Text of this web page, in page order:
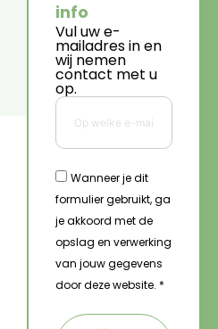
info
Vul uw e-
mailadres in en
wij nemen
contact met u
op.
Wanneer je dit
formulier gebruikt, ga
je akkoord met de
opslag en verwerking
van jouw gegevens
door deze website. *